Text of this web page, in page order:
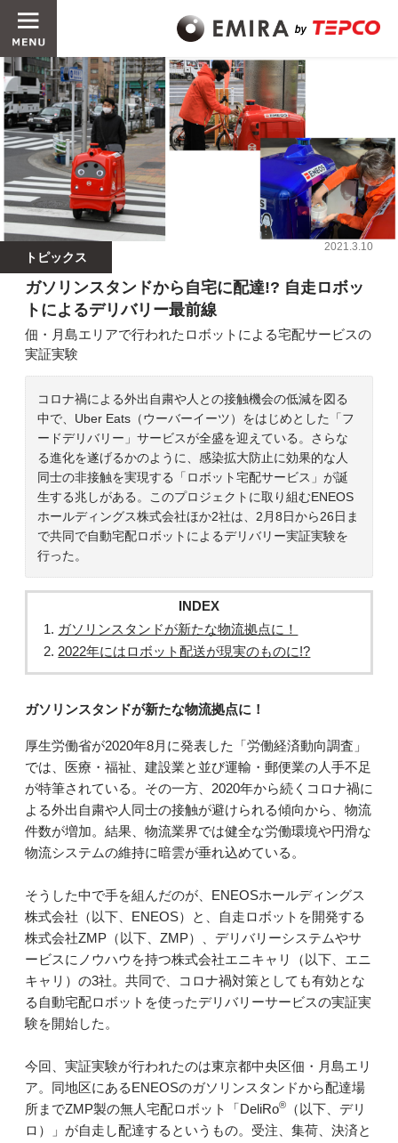
トピックス
2021.3.10
ガソリンスタンドから自宅に配達!? 自走ロボッ
トによるデリバリー最前線
佃・月島エリアで行われたロボットによる宅配サービスの
実証実験
コロナ禍による外出自粛や人との接触機会の低減を図る
中で、Uber Eats（ウーバーイーツ）をはじめとした「フ
ードデリバリー」サービスが全盛を迎えている。さらな
る進化を遂げるかのように、感染拡大防止に効果的な人
同士の非接触を実現する「ロボット宅配サービス」が誕
生する兆しがある。このプロジェクトに取り組むENEOS
ホールディングス株式会社ほか2社は、2月8日から26日ま
で共同で自動宅配ロボットによるデリバリー実証実験を
行った。
INDEX
ガソリンスタンドが新たな物流拠点に！
2022年にはロボット配送が現実のものに!?
ガソリンスタンドが新たな物流拠点に！
厚生労働省が2020年8月に発表した「労働経済動向調査」
では、医療・福祉、建設業と並び運輸・郵便業の人手不足
が特筆されている。その一方、2020年から続くコロナ禍に
よる外出自粛や人同士の接触が避けられる傾向から、物流
件数が増加。結果、物流業界では健全な労働環境や円滑な
物流システムの維持に暗雲が垂れ込めている。
そうした中で手を組んだのが、ENEOSホールディングス
株式会社（以下、ENEOS）と、自走ロボットを開発する
株式会社ZMP（以下、ZMP）、デリバリーシステムやサ
ービスにノウハウを持つ株式会社エニキャリ（以下、エニ
キャリ）の3社。共同で、コロナ禍対策としても有効とな
る自動宅配ロボットを使ったデリバリーサービスの実証実
験を開始した。
今回、実証実験が行われたのは東京都中央区佃・月島エリ
ア。同地区にあるENEOSのガソリンスタンドから配達場
所までZMP製の無人宅配ロボット「DeliRo®
（以下、デリ
ロ）」が自走し配達するというもの。受注、集荷、決済と